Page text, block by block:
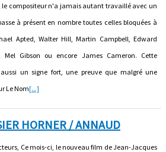
compositeur n'a jamais autant travaillé avec un
à présent en nombre toutes celles bloquées à
Apted, Walter Hill, Martin Campbell, Edward
Mel Gibson ou encore James Cameron. Cette
un signe fort, une preuve que malgré une
Le Nom[...]
HORNER / ANNAUD
Ce mois-ci, le nouveau film de Jean-Jacques